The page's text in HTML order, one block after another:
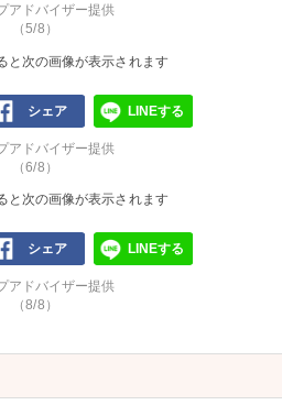
アドバイザー提供
（5/8）
と次の画像が表示されます
シェア LINEする
アドバイザー提供
（6/8）
と次の画像が表示されます
シェア LINEする
アドバイザー提供
（8/8）